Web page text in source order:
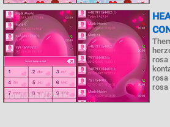
rosa
rosa
rosa